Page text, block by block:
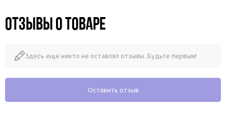
Отзывы о товаре
Здесь еще никто не оставлял отзывы. Будьте первым!
Оставить отзыв